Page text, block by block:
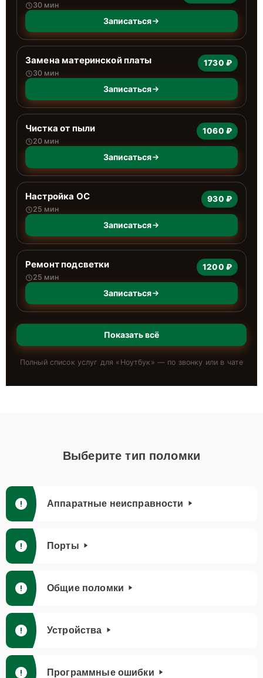
30 мин
Записаться
Замена материнской платы
30 мин
1730 ₽
Записаться
Чистка от пыли
20 мин
1060 ₽
Записаться
Настройка ОС
25 мин
930 ₽
Записаться
Ремонт подсветки
25 мин
1200 ₽
Записаться
Показать всё
Полный список услуг для « Ноутбук » — по звонку или в чате
Выберите тип поломки
Аппаратные неисправности
Порты
Общие поломки
Устройства
Программные ошибки